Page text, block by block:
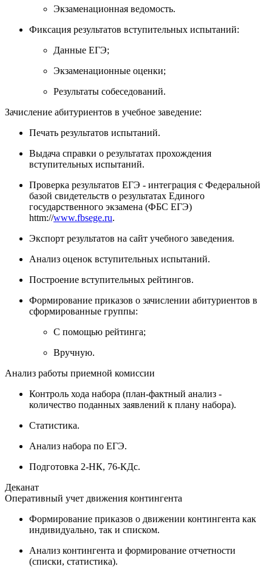
Экзаменационная ведомость.
Фиксация результатов вступительных испытаний:
Данные ЕГЭ;
Экзаменационные оценки;
Результаты собеседований.
Зачисление абитуриентов в учебное заведение:
Печать результатов испытаний.
Выдача справки о результатах прохождения
вступительных испытаний.
Проверка результатов ЕГЭ - интеграция с Федеральной
базой свидетельств о результатах Единого
государственного экзамена (ФБС ЕГЭ)
httm://www.fbsege.ru.
Экспорт результатов на сайт учебного заведения.
Анализ оценок вступительных испытаний.
Построение вступительных рейтингов.
Формирование приказов о зачислении абитуриентов в
сформированные группы:
С помощью рейтинга;
Вручную.
Анализ работы приемной комиссии
Контроль хода набора (план-фактный анализ -
количество поданных заявлений к плану набора).
Статистика.
Анализ набора по ЕГЭ.
Подготовка 2-НК, 76-КДс.
Деканат
Оперативный учет движения контингента
Формирование приказов о движении контингента как
индивидуально, так и списком.
Анализ контингента и формирование отчетности
(списки, статистика).